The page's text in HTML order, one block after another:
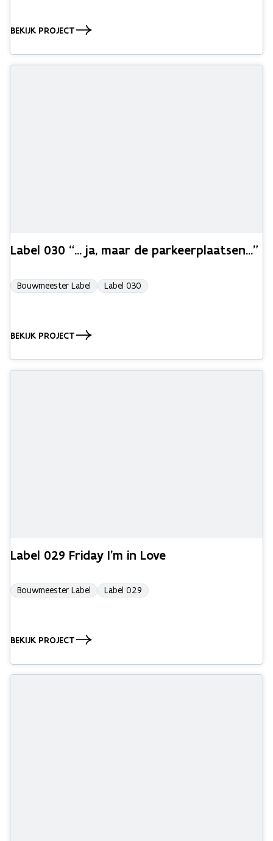
BEKIJK PROJECT
Label 030 “... ja, maar de parkeerplaatsen...”
Bouwmeester Label Label 030
BEKIJK PROJECT
Label 029 Friday I’m in Love
Bouwmeester Label Label 029
BEKIJK PROJECT